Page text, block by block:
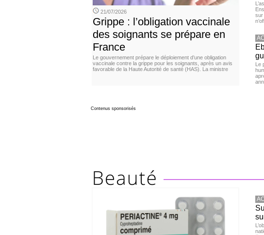
21/07/2026
Grippe : l’obligation vaccinale
des soignants se prépare en
France
Le gouvernement prépare le déploiement d’une obligation
vaccinale contre la grippe pour les soignants, après un avis
favorable de la Haute Autorité de santé (HAS). La ministre
sur
Le
Contenus sponsorisés